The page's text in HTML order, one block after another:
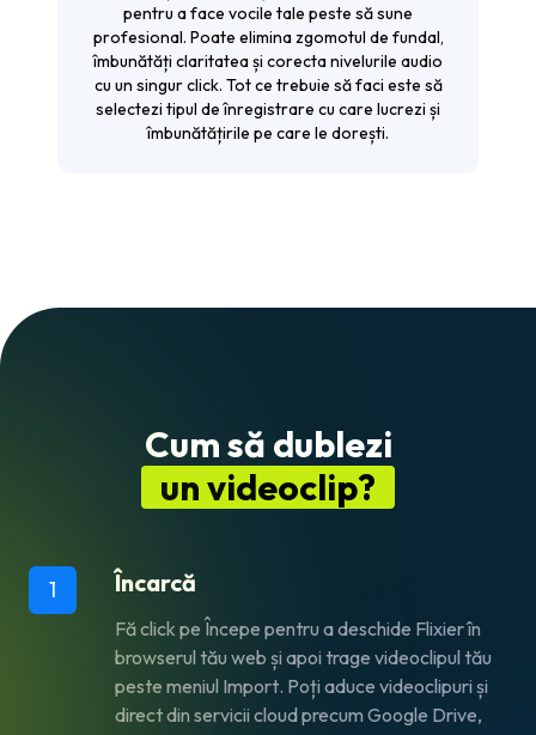
pentru a face vocile tale peste să sune
profesional. Poate elimina zgomotul de fundal,
îmbunătăți claritatea și corecta nivelurile audio
cu un singur click. Tot ce trebuie să faci este să
selectezi tipul de înregistrare cu care lucrezi și
îmbunătățirile pe care le dorești.
Cum să dublezi
un videoclip?
1 Încarcă
Fă click pe Începe pentru a deschide Flixier în
browserul tău web și apoi trage videoclipul tău
peste meniul Import. Poți aduce videoclipuri și
direct din servicii cloud precum Google Drive,